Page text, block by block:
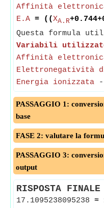
Affinità
E.A = ((XA.R
Questa formula
Variabili
Affinità
Elettronegatività
Energia ionizzata -
PASSAGGIO 1:
base
FASE 2: valutare la
PASSAGGIO 3:
output
RISPOSTA FINALE
17.1095238095238 ≈